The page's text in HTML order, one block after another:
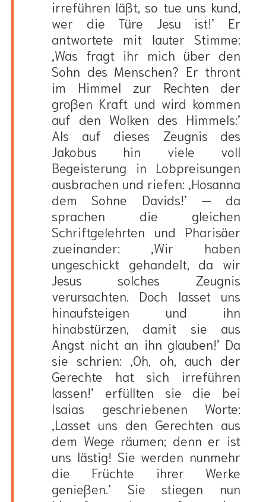
irreführen läßt, so tue uns kund,
wer die Türe Jesu ist!’ Er
antwortete mit lauter Stimme:
‚Was fragt ihr mich über den
Sohn des Menschen? Er thront
im Himmel zur Rechten der
großen Kraft und wird kommen
auf den Wolken des Himmels:’
Als auf dieses Zeugnis des
Jakobus hin viele voll
Begeisterung in Lobpreisungen
ausbrachen und riefen: ‚Hosanna
dem Sohne Davids!’ — da
sprachen die gleichen
Schriftgelehrten und Pharisäer
zueinander: ‚Wir haben
ungeschickt gehandelt, da wir
Jesus solches Zeugnis
verursachten. Doch lasset uns
hinaufsteigen und ihn
hinabstürzen, damit sie aus
Angst nicht an ihn glauben!’ Da
sie schrien: ‚Oh, oh, auch der
Gerechte hat sich irreführen
lassen!’ erfüllten sie die bei
Isaias geschriebenen Worte:
‚Lasset uns den Gerechten aus
dem Wege räumen; denn er ist
uns lästig! Sie werden nunmehr
die Früchte ihrer Werke
genießen.’ Sie stiegen nun